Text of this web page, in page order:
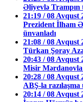
Əliyevlə Trampın
21:19 / 08 Avqust
Prezident İlham
ünvanladı
21:08 / 08 Avqust
Türkan Şoray
20:43 / 08 Avqust
Misir Mərdanovla
20:28 / 08 Avqust
ABŞ-la razılaşma
20:14 / 08 Avqust